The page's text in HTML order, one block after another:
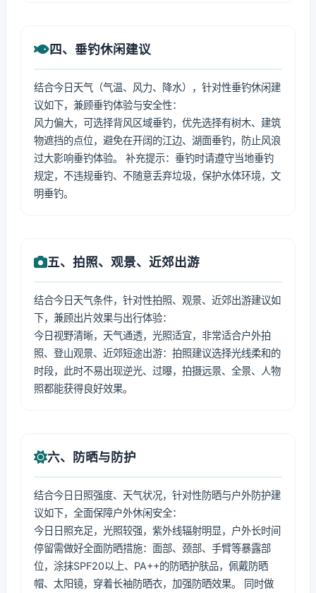
四、垂钓休闲建议
结合今日天气（气温、风力、降水），针对性垂钓休闲建
议如下，兼顾垂钓体验与安全性：
风力偏大，可选择背风区域垂钓，优先选择有树木、建筑
物遮挡的点位，避免在开阔的江边、湖面垂钓，防止风浪
过大影响垂钓体验。 补充提示：垂钓时请遵守当地垂钓
规定，不违规垂钓、不随意丢弃垃圾，保护水体环境，文
明垂钓。
五、拍照、观景、近郊出游
结合今日天气条件，针对性拍照、观景、近郊出游建议如
下，兼顾出片效果与出行体验：
今日视野清晰，天气通透，光照适宜，非常适合户外拍
照、登山观景、近郊短途出游：拍照建议选择光线柔和的
时段，此时不易出现逆光、过曝，拍摄远景、全景、人物
照都能获得良好效果。
六、防晒与防护
结合今日日照强度、天气状况，针对性防晒与户外防护建
议如下，全面保障户外休闲安全：
今日日照充足，光照较强，紫外线辐射明显，户外长时间
停留需做好全面防晒措施：面部、颈部、手臂等暴露部
位，涂抹SPF20以上、PA++的防晒护肤品，佩戴防晒
帽、太阳镜，穿着长袖防晒衣，加强防晒效果。 同时做